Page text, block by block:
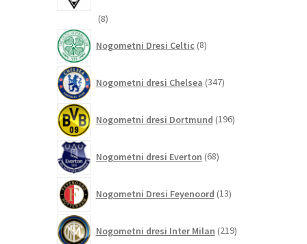
88
Nogometni Dresi Celtic 8izdelkov
Nogometni dresi Chelsea 347izdelkov
Nogometni dresi Dortmund 196izdelkov
Nogometni dresi Everton 68izdelkov
Nogometni Dresi Feyenoord 13izdelkov
Nogometni dresi Inter Milan 219izdelkov